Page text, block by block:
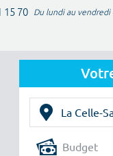
15 70 Du lundi au vendredi
Budget